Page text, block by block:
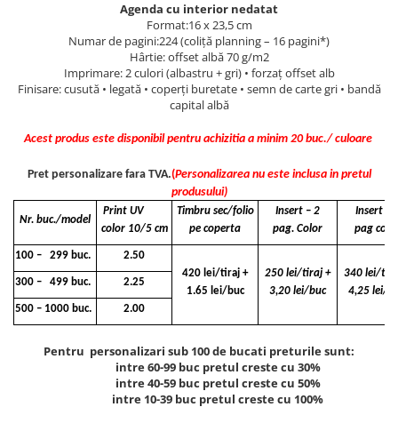
Hartie glacee
Vocabulare
Ierbare scolare
Acuarele, guase, tempera si
Carioci
Creioane
Creioane cerate
Creioane colorate
Creioane mecanice si rezerve
Cerneala si rezerva pentru stilou
Agenda cu interior nedatat
Format:16 x 23,5 cm
Numar de pagini:224 (coliţă planning – 16 pagini*)
Hârtie: offset albă 70 g/m2
Imprimare: 2 culori (albastru + gri) • forzaţ offset alb
Finisare: cusută • legată • coperţi buretate • semn de carte gri • bandă
capital albă
Acest produs este disponibil pentru achizitia a minim 20 buc./ culoare
Pret personalizare fara TVA.(Personalizarea nu este inclusa in pretul
produsului)
Nr. buc./model
Print UV
color 10/5 cm
Timbru sec/folio
pe coperta
Insert – 2
pag. Color
Insert - 4
pag
100 – 299 buc.
2.50
420 lei/tiraj +
1.65 lei/buc
250 lei/tiraj +
3,20 lei/buc
340 lei/
4,25 lei/
300 – 499 buc. 2.25
500 – 1000 buc. 2.00
Pentru personalizari sub 100 de bucati preturile sunt:
intre 60-99 buc pretul creste cu 30%
intre 40-59 buc pretul creste cu 50%
intre 10-39 buc pretul creste cu 100%